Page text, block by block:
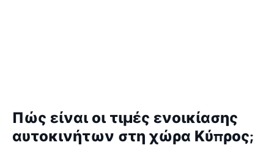
Πώς είναι οι τιμές ενοικίασης
αυτοκινήτων στη χώρα Κύπρος;